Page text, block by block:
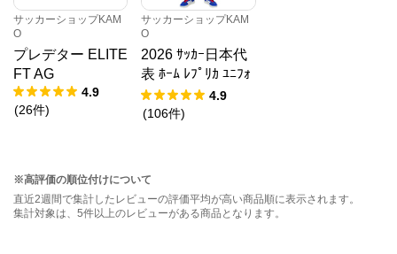
サッカーショップKAM
O
プレデター ELITE
FT AG
4.9
(26件)
サッカーショップKAM
O
2026 ｻｯｶｰ日本代
表 ﾎｰﾑ ﾚﾌﾟﾘｶ ﾕﾆﾌｫ
ｰﾑ KIDS
4.9
(106件)
※高評価の順位付けについて
直近2週間で集計したレビューの評価平均が高い商品順に表示されます。
集計対象は、5件以上のレビューがある商品となります。